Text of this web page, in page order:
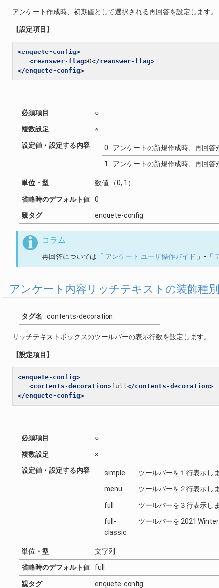
アンケート作成時、初期値として選択される再回答を設定します。
【設定項目】
<enquete-config>
<reanswer-flag>0</reanswer-flag>
</enquete-config>
必須項目 ○
複数設定 ×
設定値・設定する内容 0 アンケートの新規作成時、再回
1 アンケートの新規作成時、再回
単位・型 数値 （0, 1）
省略時のデフォルト値 0
親タグ enquete-config
コラム
再回答については「 アンケート ユーザ操作ガイド 」-「
アンケート内容リッチテキストの装飾種別
タグ名 contents-decoration
リッチテキストボックスのツールバーの表示行数を設定します。
【設定項目】
<enquete-config>
<contents-decoration>full</contents-decoration>
</enquete-config>
必須項目 ○
複数設定 ×
設定値・設定する内容 simple ツールバーを１行表示し
menu ツールバーを２行表示し
full ツールバーを３行表示し
full-
classic
ツールバーを 2021
単位・型 文字列
省略時のデフォルト値 full
親タグ enquete-config